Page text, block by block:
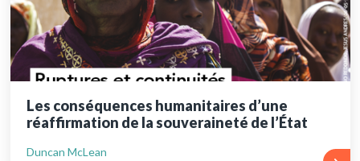
Les conséquences humanitaires d’une
réaffirmation de la souveraineté de l’État
Duncan McLean